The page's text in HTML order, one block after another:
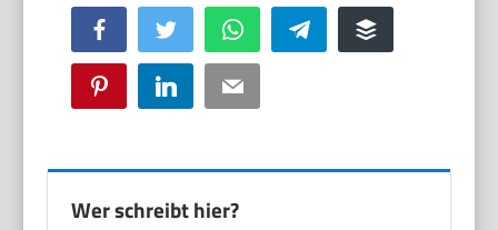
Facebook Twitter WhatsApp Telegram Buffer
Pinterest LinkedIn Email
Wer schreibt hier?